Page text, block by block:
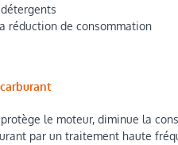
réduction de consommation
le moteur, diminue la
par un traitement haute